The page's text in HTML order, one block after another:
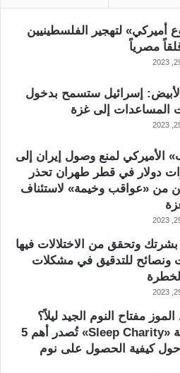
أميركي» لتهجير الفلسطينيين
مصرياً
الأبيض: إسرائيل ستسمح بدخول
المساعدات إلى غزة
الأميركي لمنع وصول إيران إلى
دولار في قطر طهران تحذر
من «عواقب وخيمة» لاستئناف
وتحقق من الاختلالات فيها
ونصائح للتدقيق في مشكلات
مفتاح النوم الجيد ليلاً؟
مؤسسة «Sleep Charity» تُصدر أهم 5
كيفية الحصول على نوم